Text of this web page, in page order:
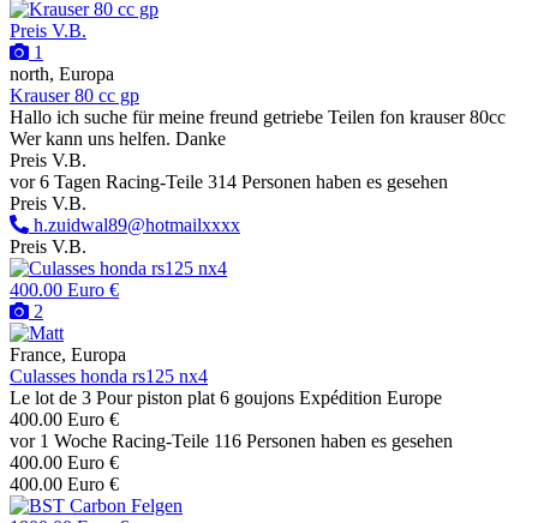
Preis V.B.
1
north, Europa
Krauser 80 cc gp
Hallo ich suche für meine freund getriebe Teilen fon krauser 80cc
Wer kann uns helfen. Danke
Preis V.B.
vor 6 Tagen Racing-Teile 314 Personen haben es gesehen
Preis V.B.
h.zuidwal89@hotmailxxxx
Preis V.B.
400.00 Euro €
2
France, Europa
Culasses honda rs125 nx4
Le lot de 3 Pour piston plat 6 goujons Expédition Europe
400.00 Euro €
vor 1 Woche Racing-Teile 116 Personen haben es gesehen
400.00 Euro €
400.00 Euro €